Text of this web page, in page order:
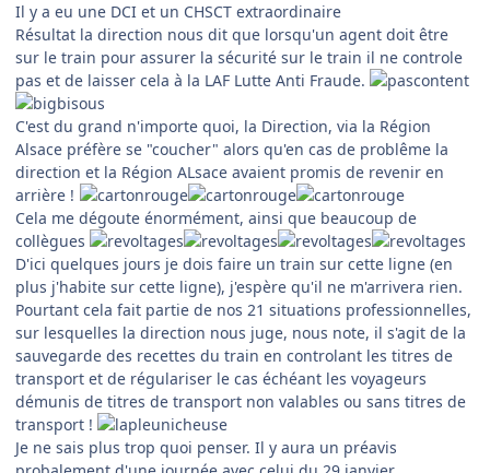
Il y a eu une DCI et un CHSCT extraordinaire
Résultat la direction nous dit que lorsqu'un agent doit être
sur le train pour assurer la sécurité sur le train il ne controle
pas et de laisser cela à la LAF Lutte Anti Fraude.
C'est du grand n'importe quoi, la Direction, via la Région
Alsace préfère se "coucher" alors qu'en cas de problême la
direction et la Région ALsace avaient promis de revenir en
arrière !
Cela me dégoute énormément, ainsi que beaucoup de
collègues
D'ici quelques jours je dois faire un train sur cette ligne (en
plus j'habite sur cette ligne), j'espère qu'il ne m'arrivera rien.
Pourtant cela fait partie de nos 21 situations professionnelles,
sur lesquelles la direction nous juge, nous note, il s'agit de la
sauvegarde des recettes du train en controlant les titres de
transport et de régulariser le cas échéant les voyageurs
démunis de titres de transport non valables ou sans titres de
transport !
Je ne sais plus trop quoi penser. Il y aura un préavis